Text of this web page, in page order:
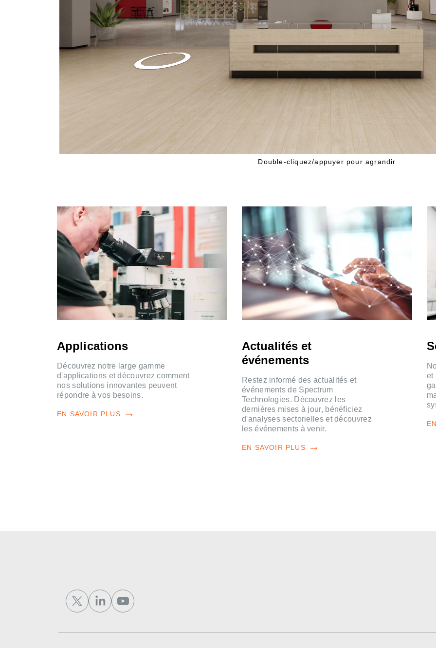
Double-cliquez/appuyer pour agrandir
Applications
Découvrez notre large gamme
d'applications et découvrez comment
nos solutions innovantes peuvent
répondre à vos besoins.
EN SAVOIR PLUS
Actualités et
événements
Restez informé des actualités et
événements de Spectrum
Technologies. Découvrez les
dernières mises à jour, bénéficiez
d'analyses sectorielles et découvrez
les événements à venir.
EN SAVOIR PLUS
et